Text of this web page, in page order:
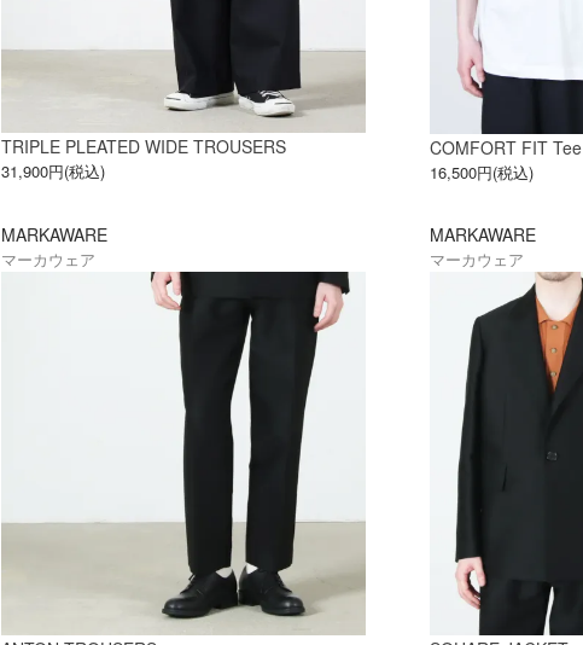
TRIPLE PLEATED WIDE TROUSERS
31,900円(税込)
COMFORT FIT Tee
16,500円(税込)
MARKAWARE
マーカウェア
MARKAWARE
マーカウェア